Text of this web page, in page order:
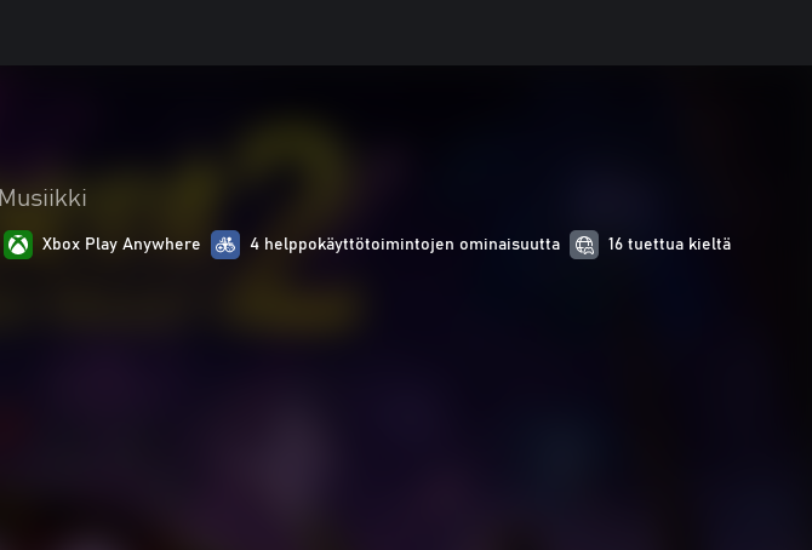
Musiikki
Xbox Play Anywhere 4 helppokäyttötoimintojen ominaisuutta 16 tuettua kieltä